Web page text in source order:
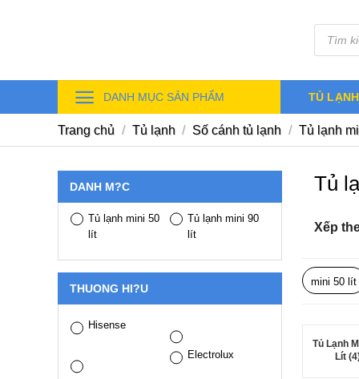
Tìm
kiếm
sản
DANH MỤC SẢN PHẨM TỦ LẠNH
Trang chủ / Tủ lạnh / Số cánh tủ lạnh / Tủ lạnh
DANH M?C
Tủ lạnh mini 50
lít
Tủ lạnh mini 90
lít
THUONG HI?U
Hisense
Electrolux
Tủ
Xếp
mini 50 lít
Tủ Lạnh
Lít